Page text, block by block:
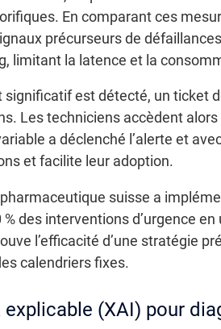
En comparant ces
précurseurs de
limitant la latence et la
significatif est détecté, un
Les techniciens accèdent
a déclenché l’alerte et
et facilite leur adoption.
suisse a
des interventions d’urgence
l’efficacité d’une stratégie
calendriers fixes.
explicable (XAI) pour